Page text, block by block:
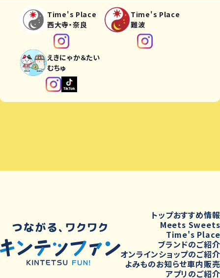
Time's Place
西大寺・奈良
Time's Place
難波
えきにゃか＆たい
むちゅ
トップおすすめ情報
Meets Sweets
Time's Place
ブランドのご紹介
オンラインショップのご紹介
よみものお知らせ車内販売
アプリのご紹介